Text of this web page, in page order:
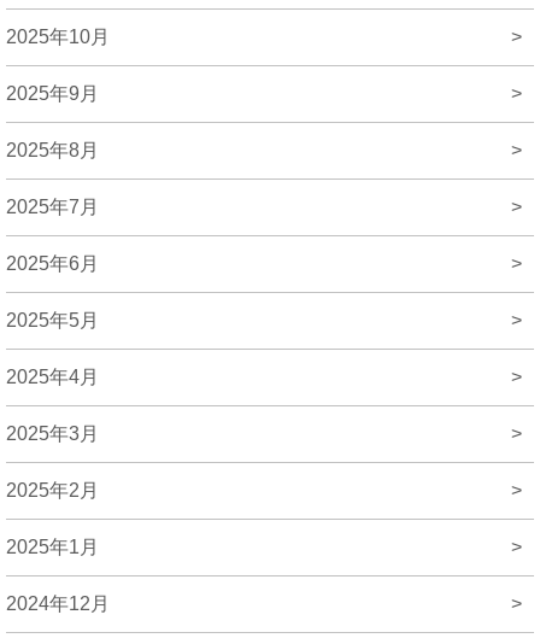
2025年10月 >
2025年9月 >
2025年8月 >
2025年7月 >
2025年6月 >
2025年5月 >
2025年4月 >
2025年3月 >
2025年2月 >
2025年1月 >
2024年12月 >